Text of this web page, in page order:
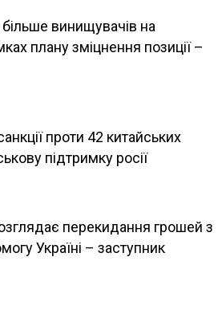
винищувачів на
плану зміцнення позиції –
проти 42 китайських
підтримку росії
перекидання грошей з
Україні – заступник